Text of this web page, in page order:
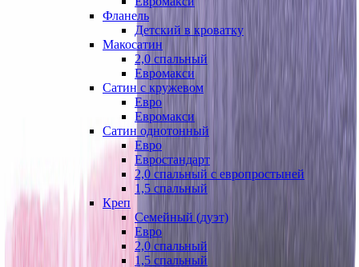
Фланель
Детский в кроватку
Макосатин
2,0 спальный
Евромакси
Сатин с кружевом
Евро
Евромакси
Сатин однотонный
Евро
Евростандарт
2,0 спальный с европростыней
1,5 спальный
Креп
Семейный (дуэт)
Евро
2,0 спальный
1,5 спальный